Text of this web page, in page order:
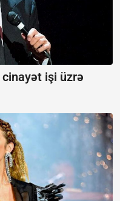
cinayət işi üzrə